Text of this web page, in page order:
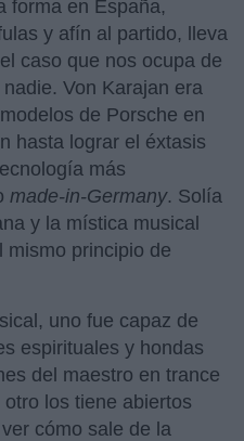
forma en España,
y afín al partido, lleva
caso que nos ocupa de
Von Karajan era
de Porsche en
hasta lograr el éxtasis
más
made-in-Germany. Solía
y la mística musical
mismo principio de
uno fue capaz de
espirituales y hondas
del maestro en trance
los tiene abiertos
cómo sale de la